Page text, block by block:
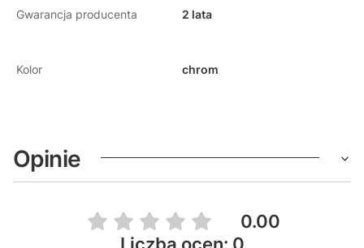
Gwarancja producenta 2 lata
Kolor chrom
Opinie
0.00